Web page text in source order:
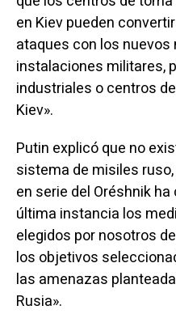
en Kiev pueden
ataques con los nuevos
instalaciones militares,
industriales o centros
Kiev».
Putin explicó que no
sistema de misiles
en serie del Oréshnik
última instancia los
elegidos por nosotros
los objetivos
las amenazas
Rusia».